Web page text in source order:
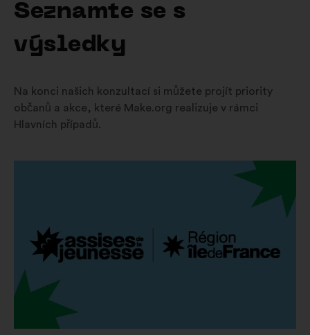
Seznamte se s
výsledky
Na konci našich konzultací si můžete projít priority
občanů a akce, které Make.org realizuje v rámci
Hlavních případů.